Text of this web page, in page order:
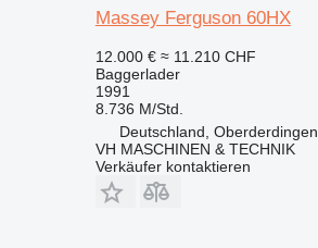
Massey Ferguson 60HX
12.000 € ≈ 11.210 CHF
Baggerlader
1991
8.736 M/Std.
Deutschland, Oberderdingen
VH MASCHINEN & TECHNIK
Verkäufer kontaktieren